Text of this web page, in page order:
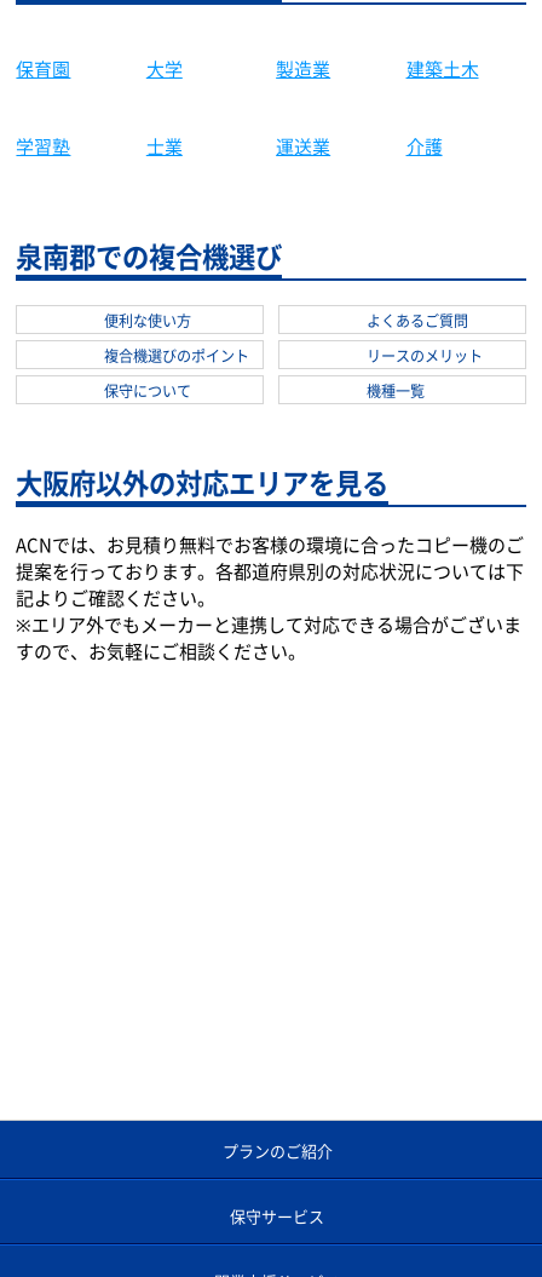
保育園 大学 製造業 建築土木
学習塾 士業 運送業 介護
泉南郡での複合機選び
便利な使い方
よくあるご質問
複合機選びのポイント
リースのメリット
保守について
機種一覧
大阪府以外の対応エリアを見る
ACNでは、お見積り無料でお客様の環境に合ったコピー機のご
提案を行っております。各都道府県別の対応状況については下
記よりご確認ください。
※エリア外でもメーカーと連携して対応できる場合がございま
すので、お気軽にご相談ください。
プランのご紹介
保守サービス